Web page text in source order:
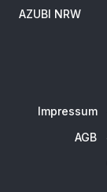
AZUBI NRW
Impressum
AGB